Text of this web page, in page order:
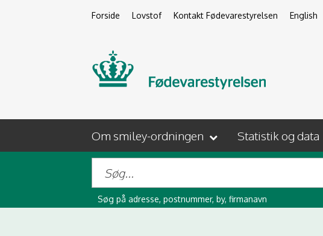
Forside Lovstof Kontakt Fødevarestyrelsen English
Om smiley-ordningen Statistik og data
Søg på adresse, postnummer, by, firmanavn